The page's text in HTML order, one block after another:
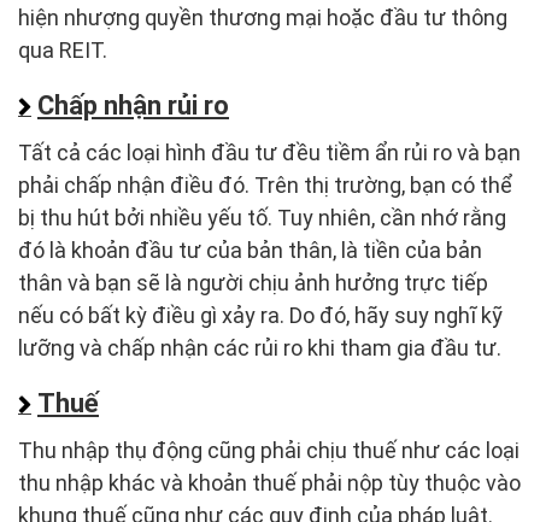
hiện nhượng quyền thương mại hoặc đầu tư thông
qua REIT.
Chấp nhận rủi ro
Tất cả các loại hình đầu tư đều tiềm ẩn rủi ro và bạn
phải chấp nhận điều đó. Trên thị trường, bạn có thể
bị thu hút bởi nhiều yếu tố. Tuy nhiên, cần nhớ rằng
đó là khoản đầu tư của bản thân, là tiền của bản
thân và bạn sẽ là người chịu ảnh hưởng trực tiếp
nếu có bất kỳ điều gì xảy ra. Do đó, hãy suy nghĩ kỹ
lưỡng và chấp nhận các rủi ro khi tham gia đầu tư.
Thuế
Thu nhập thụ động cũng phải chịu thuế như các loại
thu nhập khác và khoản thuế phải nộp tùy thuộc vào
khung thuế cũng như các quy định của pháp luật.